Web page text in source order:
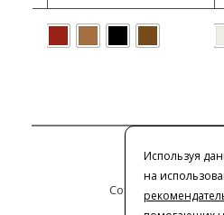
Сотрудничество с
Используя
на